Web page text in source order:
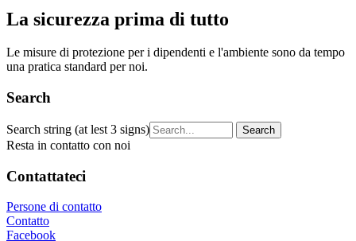
La sicurezza prima di tutto
Le misure di protezione per i dipendenti e l'ambiente sono da tempo
una pratica standard per noi.
Search
Search string (at lest 3 signs)
Resta in contatto con noi
Contattateci
Persone di contatto
Contatto
Facebook